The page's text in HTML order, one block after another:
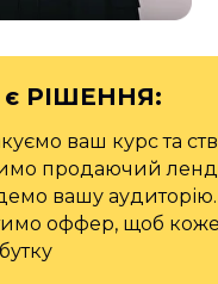
є РІШЕННЯ:
ваш курс та
продаючий
вашу аудиторію.
оффер, щоб